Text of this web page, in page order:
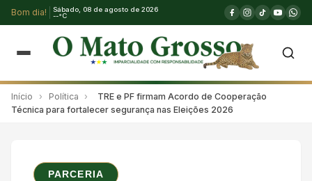
Bom dia!
Sábado, 08 de agosto de 2026
--°C
Início › Política ›
TRE e PF firmam Acordo de Cooperação
Técnica para fortalecer segurança nas Eleições 2026
PARCERIA